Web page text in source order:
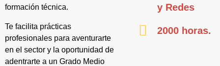
formación técnica.
Te facilita prácticas
profesionales para aventurarte
en el sector y la oportunidad de
adentrarte a un Grado Medio
y Redes
2000 horas.